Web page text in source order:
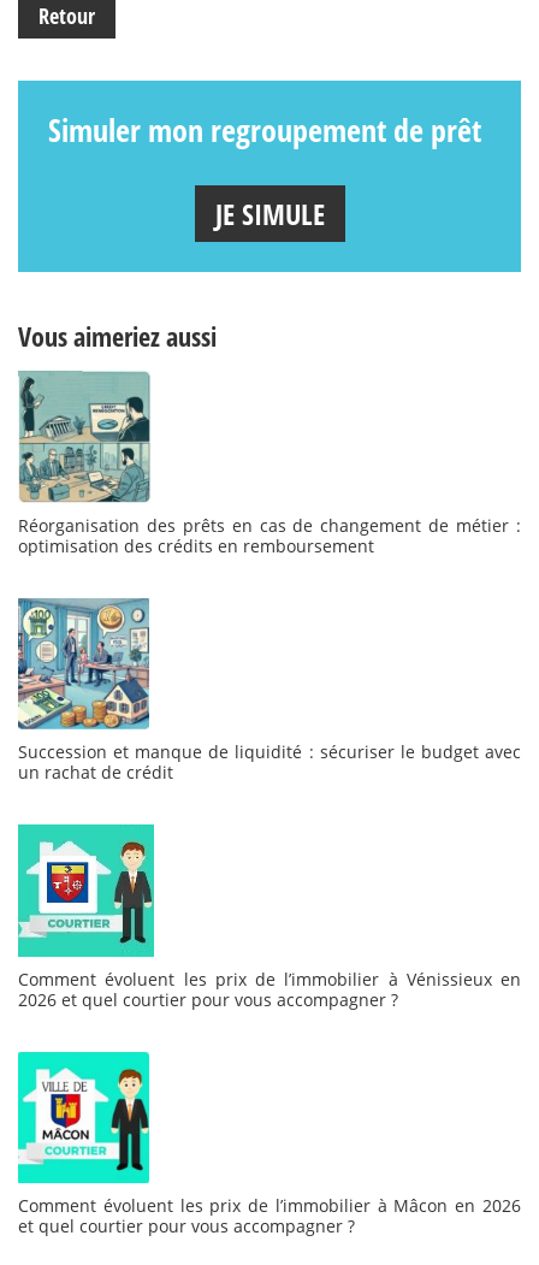
Retour
Simuler mon regroupement de prêt
JE SIMULE
Vous aimeriez aussi
Réorganisation des prêts en cas de changement de métier :
optimisation des crédits en remboursement
Succession et manque de liquidité : sécuriser le budget avec
un rachat de crédit
Comment évoluent les prix de l’immobilier à Vénissieux en
2026 et quel courtier pour vous accompagner ?
Comment évoluent les prix de l’immobilier à Mâcon en 2026
et quel courtier pour vous accompagner ?